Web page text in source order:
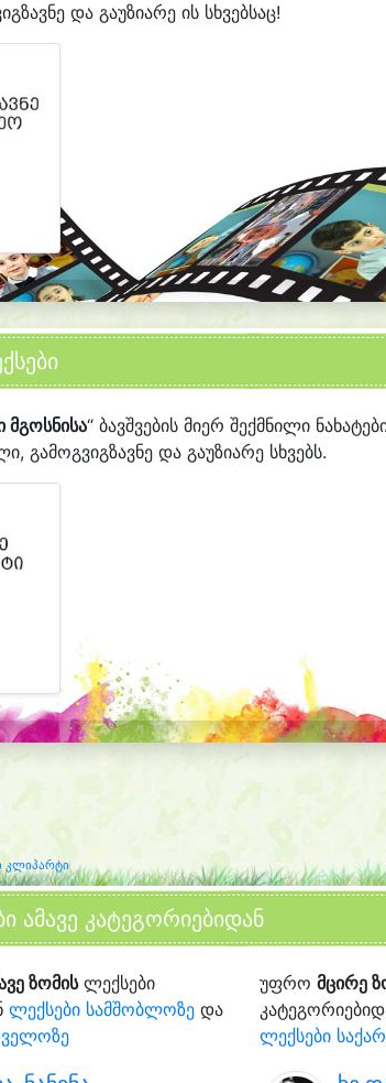
და გაუზიარე ის სხვებსაც!
მგოსნისა“ ბავშვების მიერ შექმნილი
გამოგვიგზავნე და გაუზიარე სხვებს.
კლიპარტი
ამავე კატეგორიებიდან
ზომისლექსები
ლექსები სამშობლოზე და
უფრო მცირე
ლექსები